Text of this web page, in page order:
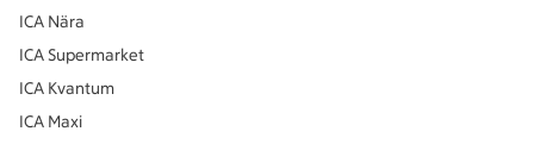
ICA Nära
ICA Supermarket
ICA Kvantum
ICA Maxi